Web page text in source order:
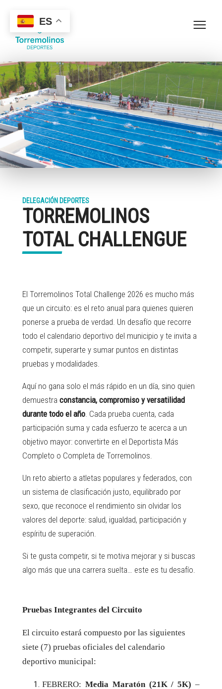
DELEGACIÓN DEPORTES
TORREMOLINOS
TOTAL CHALLENGUE
El Torremolinos Total Challenge 2026 es mucho más
que un circuito: es el reto anual para quienes quieren
ponerse a prueba de verdad. Un desafío que recorre
todo el calendario deportivo del municipio y te invita a
competir, superarte y sumar puntos en distintas
pruebas y modalidades.
Aquí no gana solo el más rápido en un día, sino quien
demuestra constancia, compromiso y versatilidad
durante todo el año. Cada prueba cuenta, cada
participación suma y cada esfuerzo te acerca a un
objetivo mayor: convertirte en el Deportista Más
Completo o Completa de Torremolinos.
Un reto abierto a atletas populares y federados, con
un sistema de clasificación justo, equilibrado por
sexo, que reconoce el rendimiento sin olvidar los
valores del deporte: salud, igualdad, participación y
espíritu de superación.
Si te gusta competir, si te motiva mejorar y si buscas
algo más que una carrera suelta… este es tu desafío.
Pruebas Integrantes del Circuito
El circuito estará compuesto por las siguientes
siete (7) pruebas oficiales del calendario
deportivo municipal:
FEBRERO: Media Maratón (21K / 5K) –
ES